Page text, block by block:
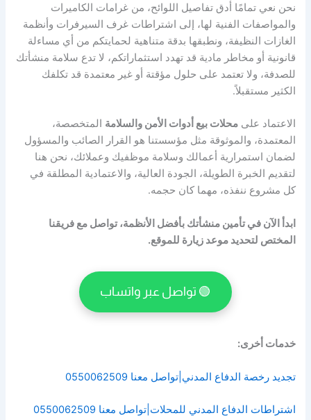
نحن نعي تمامًا أدق تفاصيل اللوائح، من غرامات الكاميرات
والمواصفات الفنية لها، إلى اشتراطات غرف السيرفرات وأنظمة
الغازات النظيفة، ونطبقها بدقة متناهية لحمايتكم من أي مساءلة
قانونية أو مخاطر مادية قد تهدد استثماراتكم، لا تدع سلامة منشأتك
للصدفة، ولا تعتمد على حلول مؤقتة أو غير معتمدة قد تكلفك
الكثير مستقبلاً.
الاعتماد علىمحلات بيع أدوات الأمن والسلامة المتخصصة،
المعتمدة، والموثوقة مثل مؤسستنا هو القرار الصائب والمسؤول
لضمان استمرارية أعمالك وسلامة موظفيك وعملائك، نحن هنا
لتقديم الخبرة الطويلة، الجودة العالية، والاعتمادية المطلقة في
كل مشروع ننفذه، مهما كان حجمه.
ابدأ الآن في تأمين منشأتك بأفضل الأنظمة، تواصل مع فريقنا
المختص لتحديد موعد زيارة للموقع.
🟢 تواصل عبر واتساب
خدمات أخرى:
تجديد رخصة الدفاع المدني|تواصل معنا 0550062509
اشتراطات الدفاع المدني للمحلات|تواصل معنا 0550062509